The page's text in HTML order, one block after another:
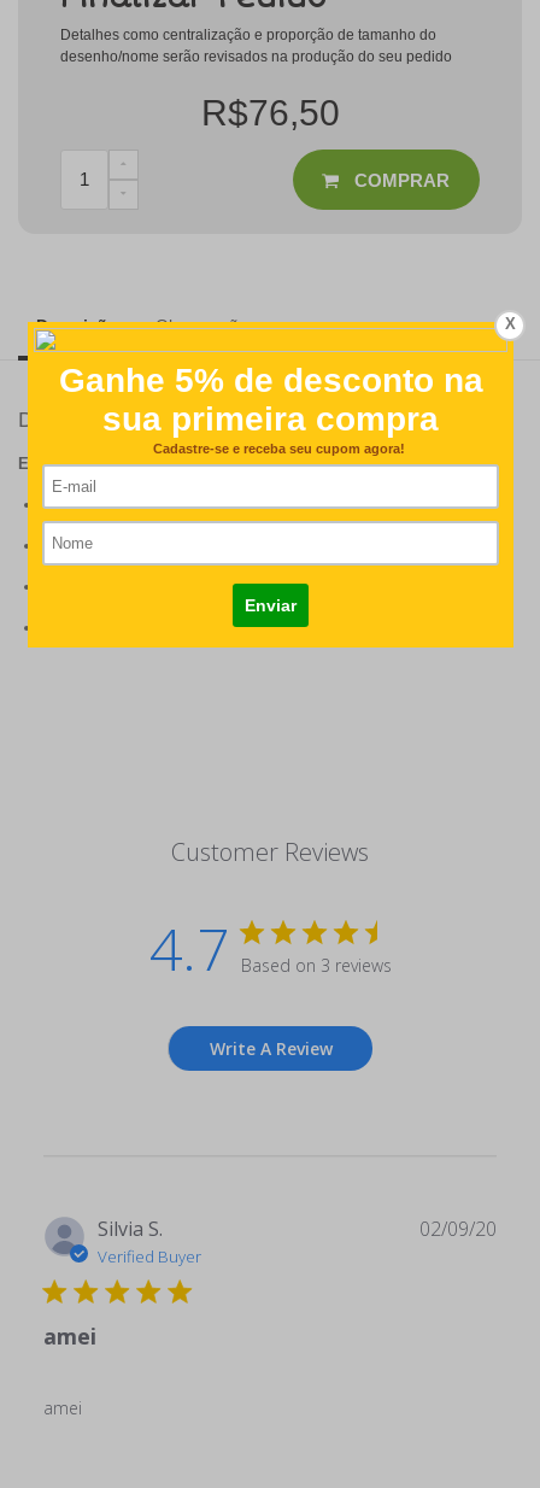
Detalhes como centralização e proporção de tamanho do
desenho/nome serão revisados na produção do seu pedido
R$76,50
COMPRAR
Descrição Observações
Detalhes
ESPECIFICAÇÕES DO PRODUTO:
Medidas: 21 cm larg. X 11 cm de alt;
Material: Córdoba
Estampa sublimada diretamente no tecido
Customer Reviews
4.7 Based on 3 reviews
Write A Review
Silvia S.
Verified Buyer
amei
amei
02/09/20
X